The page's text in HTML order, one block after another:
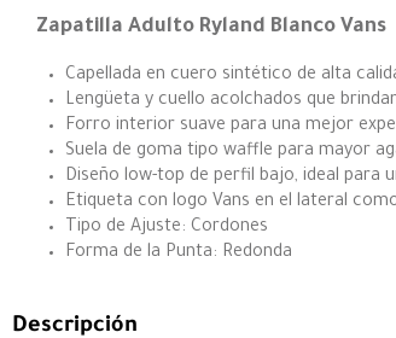
Zapatilla Adulto Ryland Blanco Vans
Capellada en cuero sintético de alta
Lengüeta y cuello acolchados que
Forro interior suave para una mejor
Suela de goma tipo waffle para mayor
Diseño low-top de perfil bajo, ideal para
Etiqueta con logo Vans en el lateral
Tipo de Ajuste: Cordones
Forma de la Punta: Redonda
Descripción